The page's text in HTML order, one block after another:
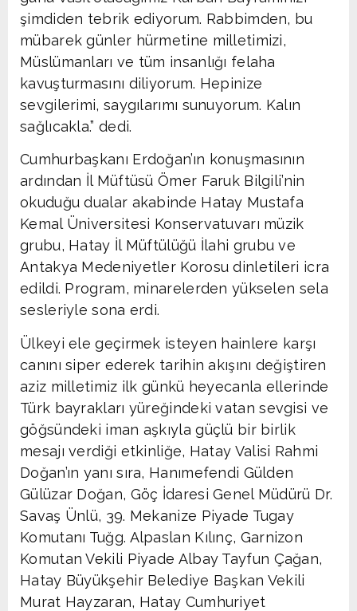
şimdiden tebrik ediyorum. Rabbimden, bu
mübarek günler hürmetine milletimizi,
Müslümanları ve tüm insanlığı felaha
kavuşturmasını diliyorum. Hepinize
sevgilerimi, saygılarımı sunuyorum. Kalın
sağlıcakla.” dedi.
Cumhurbaşkanı Erdoğan’ın konuşmasının
ardından İl Müftüsü Ömer Faruk Bilgili’nin
okuduğu dualar akabinde Hatay Mustafa
Kemal Üniversitesi Konservatuvarı müzik
grubu, Hatay İl Müftülüğü İlahi grubu ve
Antakya Medeniyetler Korosu dinletileri icra
edildi. Program, minarelerden yükselen sela
sesleriyle sona erdi.
Ülkeyi ele geçirmek isteyen hainlere karşı
canını siper ederek tarihin akışını değiştiren
aziz milletimiz ilk günkü heyecanla ellerinde
Türk bayrakları yüreğindeki vatan sevgisi ve
göğsündeki iman aşkıyla güçlü bir birlik
mesajı verdiği etkinliğe, Hatay Valisi Rahmi
Doğan’ın yanı sıra, Hanımefendi Gülden
Gülüzar Doğan, Göç İdaresi Genel Müdürü Dr.
Savaş Ünlü, 39. Mekanize Piyade Tugay
Komutanı Tuğg. Alpaslan Kılınç, Garnizon
Komutan Vekili Piyade Albay Tayfun Çağan,
Hatay Büyükşehir Belediye Başkan Vekili
Murat Hayzaran, Hatay Cumhuriyet